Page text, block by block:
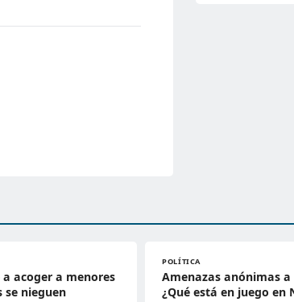
acoger a menores
nieguen
POLÍTICA
Amenazas anónimas
¿Qué está en juego en